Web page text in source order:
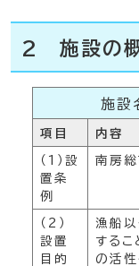
2 施設の
施設
項目 内容
（1）設
置条
例
南房
（2）
設置
目的
漁船
する
の活性